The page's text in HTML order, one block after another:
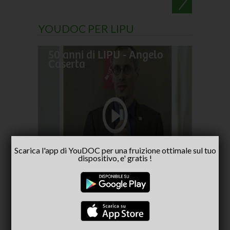
YOUDOC PER LIPU
50 anni di LIPU - Angelo
Caserta
Capria
Scarica l'app di YouDOC per una fruizione ottimale sul tuo
dispositivo, e' gratis !